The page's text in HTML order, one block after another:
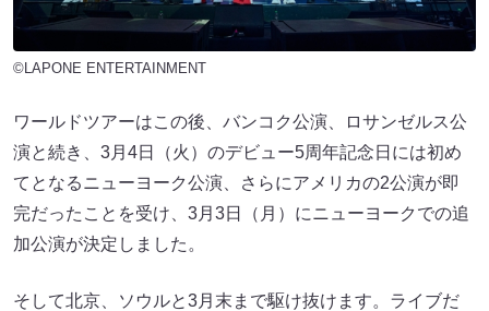
©LAPONE ENTERTAINMENT
ワールドツアーはこの後、バンコク公演、ロサンゼルス公
演と続き、3月4日（火）のデビュー5周年記念日には初め
てとなるニューヨーク公演、さらにアメリカの2公演が即
完だったことを受け、3月3日（月）にニューヨークでの追
加公演が決定しました。
そして北京、ソウルと3月末まで駆け抜けます。ライブだ